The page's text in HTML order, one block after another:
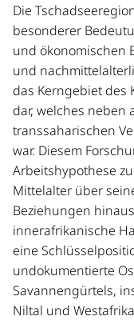
Die
besonderer
und ökonomischen
und
das Kerngebiet des
dar, welches neben
transsaharischen
war. Diesem
Arbeitshypothese
Mittelalter über
Beziehungen
innerafrikanische
eine
undokumentierte
Savannengürtels,
Niltal und